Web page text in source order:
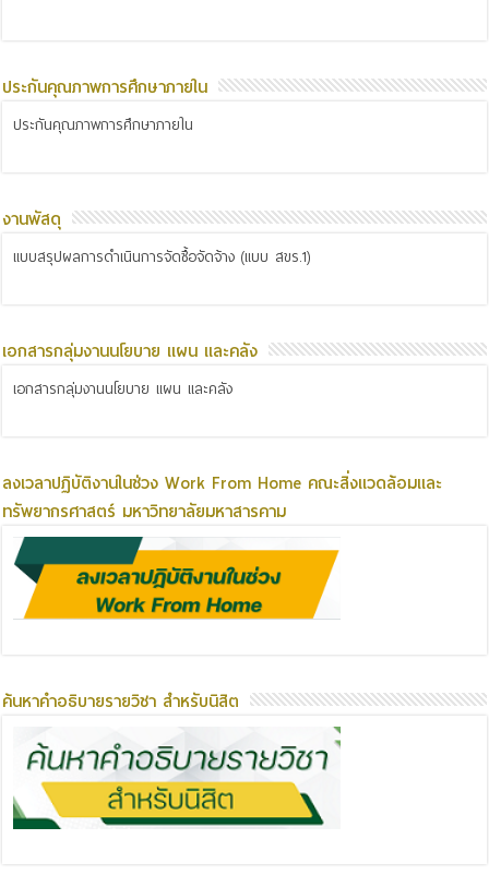
ประกันคุณภาพการศึกษาภายใน
ประกันคุณภาพการศึกษาภายใน
งานพัสดุ
แบบสรุปผลการดำเนินการจัดซื้อจัดจ้าง (แบบ สขร.1)
เอกสารกลุ่มงานนโยบาย แผน และคลัง
เอกสารกลุ่มงานนโยบาย แผน และคลัง
ลงเวลาปฏิบัติงานในช่วง Work From Home คณะสิ่งแวดล้อมและ
ทรัพยากรศาสตร์ มหาวิทยาลัยมหาสารคาม
ค้นหาคำอธิบายรายวิชา สำหรับนิสิต